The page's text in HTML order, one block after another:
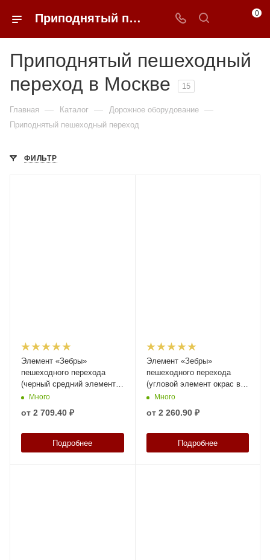
Приподнятый пешеходный переход в Москве купить по доступным ценам с доставкой от 0ФФЕР.ру 0
Приподнятый пешеходный
переход в Москве
15
Главная — Каталог — Дорожное оборудование —
Приподнятый пешеходный переход
ФИЛЬТР
Элемент «Зебры»
пешеходного перехода
(черный средний элемент
окрас в массе) высотой 58
Много
от 2 709.40 ₽
Подробнее
Элемент «Зебры»
пешеходного перехода
(угловой элемент окрас в
массе) высотой 58 мм
Много
от 2 260.90 ₽
Подробнее